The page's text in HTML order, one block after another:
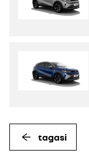
tagasi